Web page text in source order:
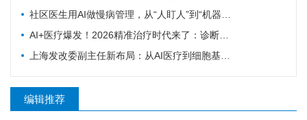
社区医生用AI做慢病管理，从“人盯人”到“机器盯数据”
AI+医疗爆发！2026精准治疗时代来了：诊断准确率98%+，100+罕见病不再“无药可医”？
上海发改委副主任新布局：从AI医疗到细胞基因治疗，探寻前沿医疗产业增长密码
编辑推荐